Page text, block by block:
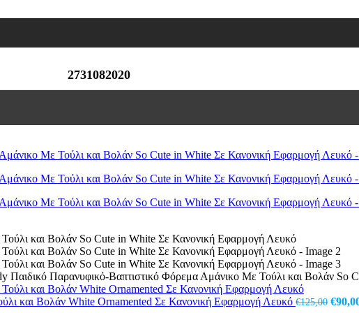
2731082020
Παιδικό Παρανυφικό-Βαπτιστικό Φόρεμα Αμάνικο Με Τούλι και Βολάν So
και Βολάν White Ornamented Σε Κανονική Εφαρμογή Λευκό €125,00 €